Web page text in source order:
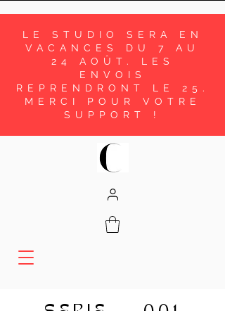
LE STUDIO SERA EN
VACANCES DU 7 AU
24 AOÛT. LES
ENVOIS
REPRENDRONT LE 25.
MERCI POUR VOTRE
SUPPORT !